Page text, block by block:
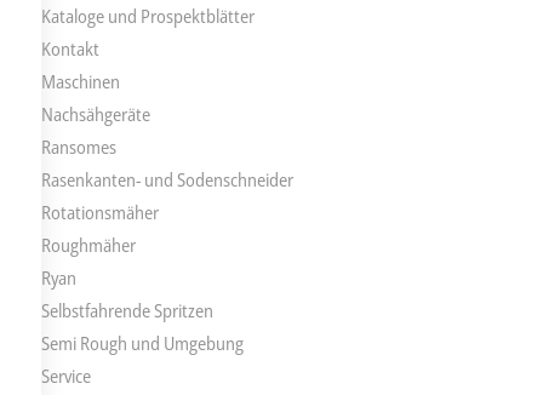
Kataloge und Prospektblätter
Kontakt
Maschinen
Nachsähgeräte
Ransomes
Rasenkanten- und Sodenschneider
Rotationsmäher
Roughmäher
Ryan
Selbstfahrende Spritzen
Semi Rough und Umgebung
Service